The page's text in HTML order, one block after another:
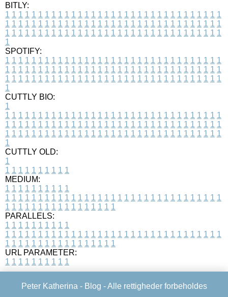
BITLY:
1 1 1 1 1 1 1 1 1 1 1 1 1 1 1 1 1 1 1 1 1 1 1 1 1 1 1 1 1 1 1 1 1
1 1 1 1 1 1 1 1 1 1 1 1 1 1 1 1 1 1 1 1 1 1 1 1 1 1 1 1 1 1 1 1 1
1 1 1 1 1 1 1 1 1 1 1 1 1 1 1 1 1 1 1 1 1 1 1 1 1 1 1 1 1 1 1 1 1
1
SPOTIFY:
1 1 1 1 1 1 1 1 1 1 1 1 1 1 1 1 1 1 1 1 1 1 1 1 1 1 1 1 1 1 1 1 1
1 1 1 1 1 1 1 1 1 1 1 1 1 1 1 1 1 1 1 1 1 1 1 1 1 1 1 1 1 1 1 1 1
1 1 1 1 1 1 1 1 1 1 1 1 1 1 1 1 1 1 1 1 1 1 1 1 1 1 1 1 1 1 1 1 1
1
CUTTLY BIO:
1
1 1 1 1 1 1 1 1 1 1 1 1 1 1 1 1 1 1 1 1 1 1 1 1 1 1 1 1 1 1 1 1 1
1 1 1 1 1 1 1 1 1 1 1 1 1 1 1 1 1 1 1 1 1 1 1 1 1 1 1 1 1 1 1 1 1
1 1 1 1 1 1 1 1 1 1 1 1 1 1 1 1 1 1 1 1 1 1 1 1 1 1 1 1 1 1 1 1 1
1
CUTTLY OLD:
1
1 1 1 1 1 1 1 1 1 1
MEDIUM:
1 1 1 1 1 1 1 1 1 1
1 1 1 1 1 1 1 1 1 1 1 1 1 1 1 1 1 1 1 1 1 1 1 1 1 1 1 1 1 1 1 1 1
1 1 1 1 1 1 1 1 1 1 1 1 1 1 1 1 1
PARALLELS:
1 1 1 1 1 1 1 1 1 1
1 1 1 1 1 1 1 1 1 1 1 1 1 1 1 1 1 1 1 1 1 1 1 1 1 1 1 1 1 1 1 1 1
1 1 1 1 1 1 1 1 1 1 1 1 1 1 1 1 1
URL PARAMETER:
1 1 1 1 1 1 1 1 1 1
Peter Katherina - Blog - Alle rettigheder forbeholdes